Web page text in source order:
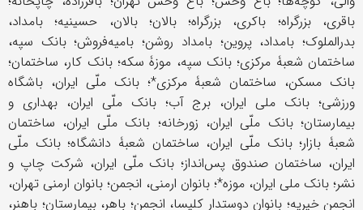
باقری، بزرگراه؛ باکری، بزرگراه؛ بالان؛ بالان، حسینیه؛ بامداد،
بدرالملوک؛ بامداد، پروین؛ بامداد روشن؛ بامیه‌فروش؛ بانک سپه،
ساختمان شعبۀ مرکزی؛ بانک سپه، موزۀ سکه؛ بانک کار، ساختمان؛
بانک مسکن، ساختمان شعبۀ مرکزی*؛ بانک ملّی ایران، باشگاه
ورزشی؛ بانک ملی ایران، برج آب؛ بانک ملّی ایران، بهداری و
بیمارستان؛ بانک ملّی ایران، زورخانه؛ بانک ملّی ایران، ساختمان
شعبۀ بازار؛ بانک ملّی ایران، ساختمان شعبۀ دانشگاه؛ بانک ملّی
ایران، ساختمان صندوق پس‌انداز؛ بانک ملّی ایران، شرکت چاپ و
نشر؛ بانک ملی ایران، موزه*؛ بانوان ارمنی، انجمن؛ بانوان ارمنی تهران،
انجمن خیریه؛ بانوان دوستدار کلیسا، انجمن؛ باهر، بیمارستان؛ باهنر،